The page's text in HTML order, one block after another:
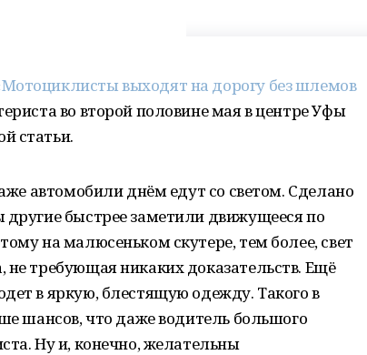
выходят на дорогу без шлемов
во второй половине мая в центре Уфы
статьи.
автомобили днём едут со светом. Сделано
быстрее заметили движущееся по
на малюсеньком скутере, тем более, свет
требующая никаких доказательств. Ещё
в яркую, блестящую одежду. Такого в
шансов, что даже водитель большого
Ну и, конечно, желательны